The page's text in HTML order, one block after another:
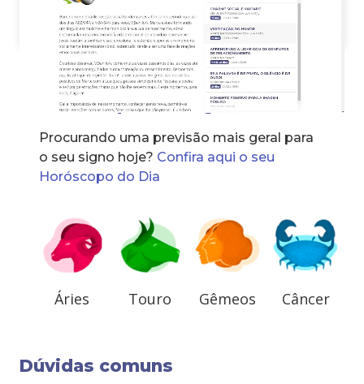
Horóscopo dos signos
Procurando uma previsão mais geral para
o seu signo hoje? Confira aqui o seu
Horóscopo do Dia
Áries Touro Gêmeos Câncer
Dúvidas comuns